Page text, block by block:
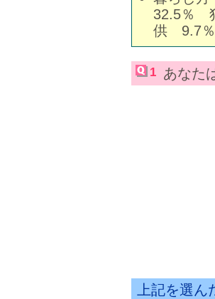
32.5％
供 9.7％
1 あなた
上記を選